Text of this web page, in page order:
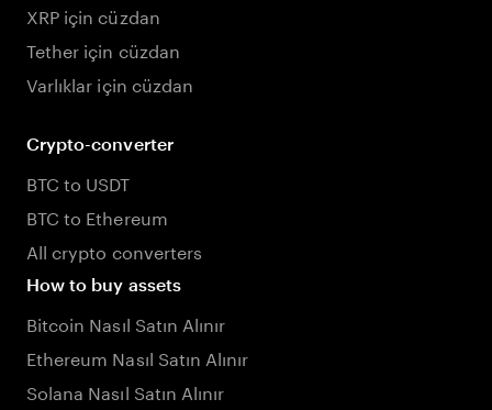
XRP için cüzdan
Tether için cüzdan
Varlıklar için cüzdan
Crypto-converter
BTC to USDT
BTC to Ethereum
All crypto converters
How to buy assets
Bitcoin Nasıl Satın Alınır
Ethereum Nasıl Satın Alınır
Solana Nasıl Satın Alınır